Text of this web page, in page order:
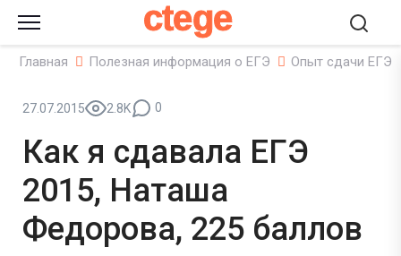
ctege
Главная Полезная информация о ЕГЭ Опыт сдачи ЕГЭ
27.07.2015 2.8K 0
Как я сдавала ЕГЭ
2015, Наташа
Федорова, 225 баллов